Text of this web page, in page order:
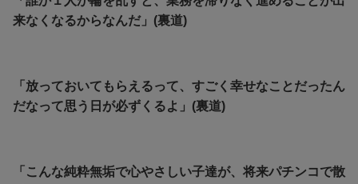
来なくなるからなんだ」(裏道)
「放っておいてもらえるって、すごく幸せなことだったん
だなって思う日が必ずくるよ」(裏道)
「こんな純粋無垢で心やさしい子達が、将来パチンコで散